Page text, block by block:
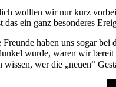
wollten wir nur kurz
das ein ganz besonderes
Freunde haben uns sogar bei
wurde, waren wir
wissen, wer die „neuen“